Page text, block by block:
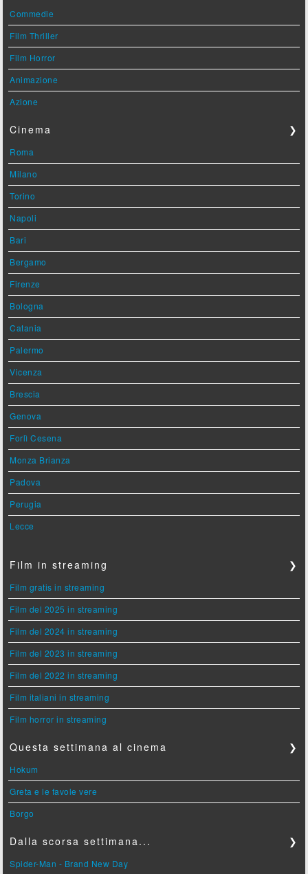
Commedie
Film Thriller
Film Horror
Animazione
Azione
Cinema ❯
Roma
Milano
Torino
Napoli
Bari
Bergamo
Firenze
Bologna
Catania
Palermo
Vicenza
Brescia
Genova
Forlì Cesena
Monza Brianza
Padova
Perugia
Lecce
Film in streaming ❯
Film gratis in streaming
Film del 2025 in streaming
Film del 2024 in streaming
Film del 2023 in streaming
Film del 2022 in streaming
Film italiani in streaming
Film horror in streaming
Questa settimana al cinema ❯
Hokum
Greta e le favole vere
Borgo
Dalla scorsa settimana... ❯
Spider-Man - Brand New Day